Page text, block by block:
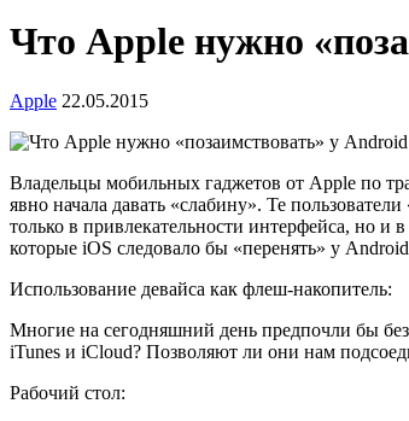
Что Apple нужно
Apple 22.05.2015
Владельцы мобильных гаджетов от Apple по
явно начала давать «слабину». Те
только в привлекательности интерфейса, но
которые iOS следовало бы «перенять» у
Использование девайса как флеш-накопитель:
Многие на сегодняшний день предпочли бы
iTunes и iCloud? Позволяют ли они нам
Рабочий стол: